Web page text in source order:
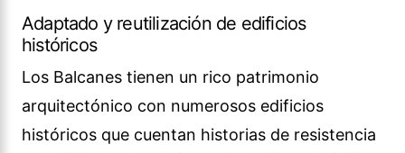
Adaptado y reutilización de edificios
históricos
Los Balcanes tienen un rico patrimonio
arquitectónico con numerosos edificios
históricos que cuentan historias de resistencia